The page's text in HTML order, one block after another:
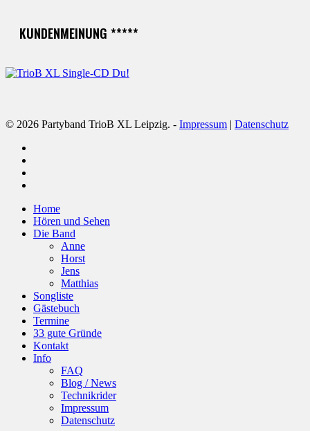
KUNDENMEINUNG *****
© 2026 Partyband TrioB XL Leipzig. - Impressum | Datenschutz
Close
Menu
Home
Hören und Sehen
Die Band
Anne
Horst
Jens
Matthias
Songliste
Gästebuch
Termine
33 gute Gründe
Kontakt
Info
FAQ
Blog / News
Technikrider
Impressum
Datenschutz